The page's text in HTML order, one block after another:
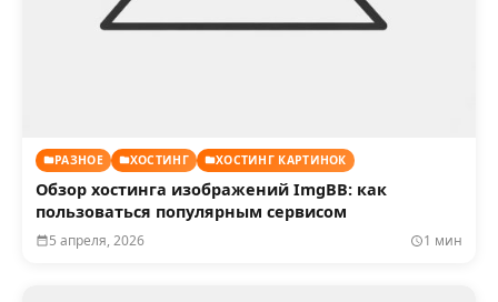
РАЗНОЕ ХОСТИНГ ХОСТИНГ КАРТИНОК
Обзор хостинга изображений ImgBB: как
пользоваться популярным сервисом
5 апреля, 2026 1 мин